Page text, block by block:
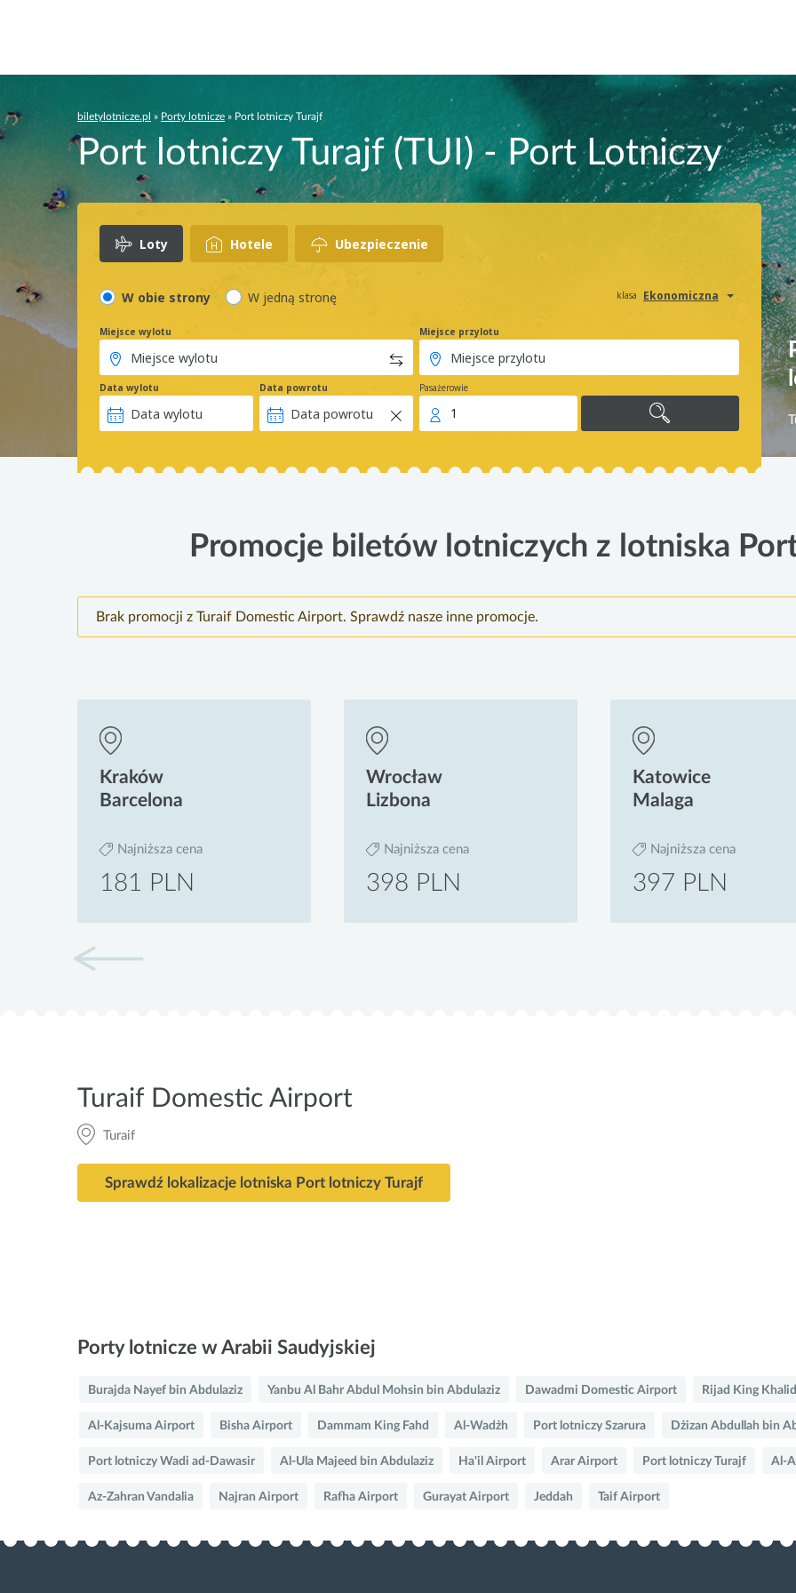
biletylotnicze.pl » Porty lotnicze » Port lotniczy Turajf
Port lotniczy Turajf (TUI) - Port Lotniczy
Loty Hotele Ubezpieczenie
klasa Ekonomiczna
W obie strony W jedną stronę
Miejsce wylotu Miejsce przylotu
Data wylotu Data powrotu Pasażerowie
1
Promocje biletów lotniczych z lotniska
Brak promocji z Turaif Domestic Airport. Sprawdź nasze inne promocje.
Kraków
Barcelona
Najniższa cena
181 PLN
Wrocław
Lizbona
Najniższa cena
398 PLN
Katowice
Malaga
Najniższa cena
397 PLN
Turaif Domestic Airport
Turaif
Sprawdź lokalizacje lotniska Port lotniczy Turajf
Porty lotnicze w Arabii Saudyjskiej
Burajda Nayef bin Abdulaziz Yanbu Al Bahr Abdul Mohsin bin Abdulaziz Dawadmi Domestic Airport Rijad King Khalid
Al-Kajsuma Airport Bisha Airport Dammam King Fahd Al-Wadżh Port lotniczy Szarura Dżizan Abdullah bin
Port lotniczy Wadi ad-Dawasir Al-Ula Majeed bin Abdulaziz Ha'il Airport Arar Airport Port lotniczy Turajf Al-
Az-Zahran Vandalia Najran Airport Rafha Airport Gurayat Airport Jeddah Taif Airport